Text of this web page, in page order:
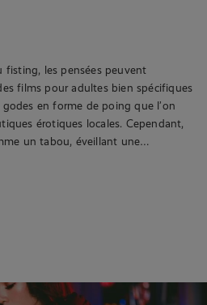
fisting, les pensées peuvent
films pour adultes bien spécifiques
en forme de poing que l’on
érotiques locales. Cependant,
un tabou, éveillant une…